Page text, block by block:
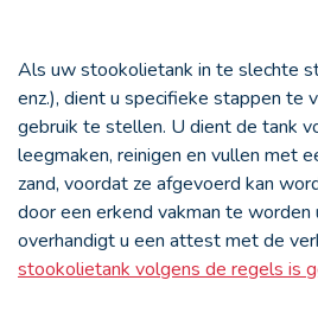
Als uw stookolietank in te slechte
enz.), dient u specifieke stappen te
gebruik te stellen. U dient de tank
leegmaken, reinigen en vullen met
zand, voordat ze afgevoerd kan
door een erkend vakman te worden
overhandigt u een attest met de
stookolietank volgens de regels is